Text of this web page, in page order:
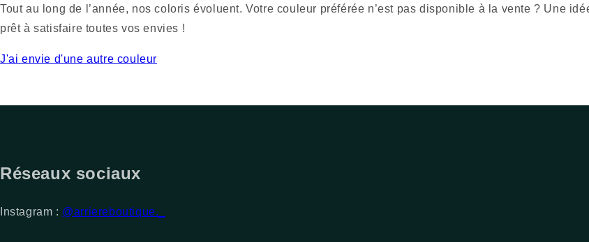
Tout au long de l’année, nos coloris évoluent. Votre couleur préférée n’est pas disponible à la vente ? Une
prêt à satisfaire toutes vos envies !
J'ai envie d'une autre couleur
Réseaux sociaux
Instagram : @arriereboutique._